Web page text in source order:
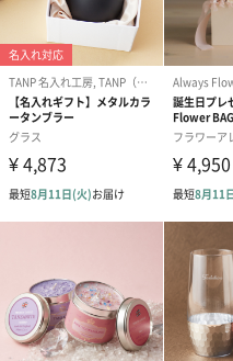
誕生日や結婚祝い・出産祝い
ードを同梱します。
メッセージカードや封筒のデ
す。
写真付きメッセージカ
ード（680円）
写
ー
ン